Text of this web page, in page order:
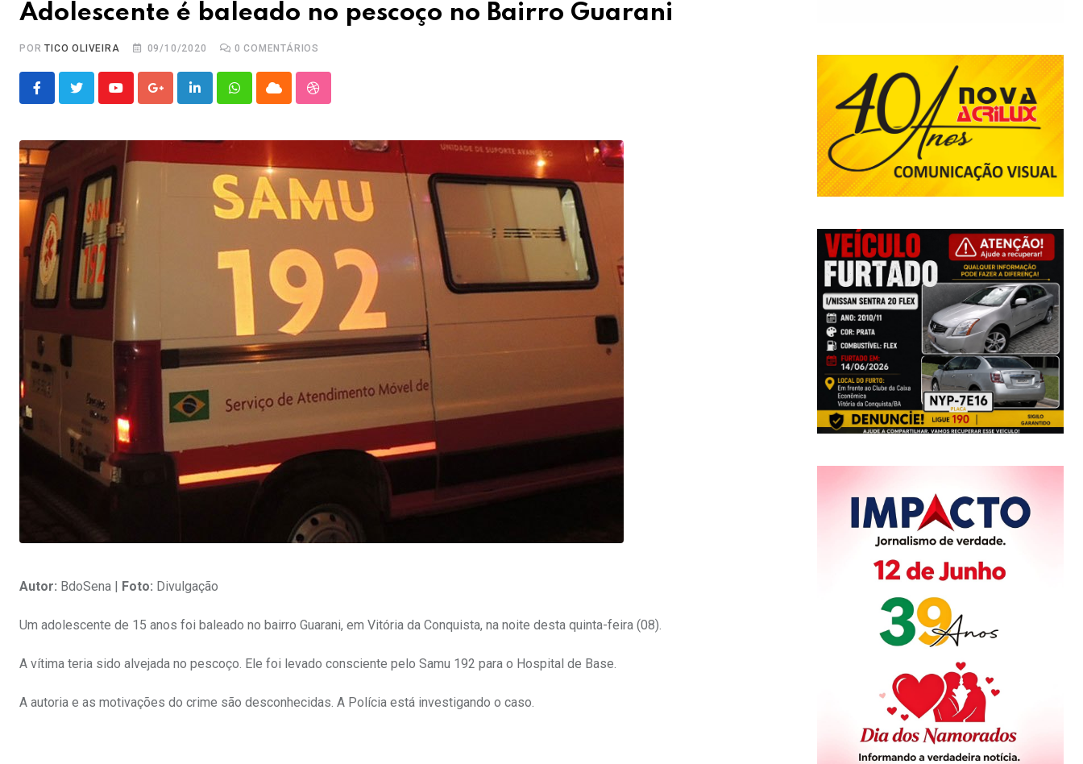
Adolescente é baleado no pescoço no Bairro Guarani
PORTICO OLIVEIRA 09/10/2020 0 COMENTÁRIOS
YoutubeGoogle+LinkedInWhatsappCloud StumbleUpon
Autor: BdoSena | Foto: Divulgação
Um adolescente de 15 anos foi baleado no bairro Guarani, em Vitória da Conquista, na noite desta quinta-feira (08).
A vítima teria sido alvejada no pescoço. Ele foi levado consciente pelo Samu 192 para o Hospital de Base.
A autoria e as motivações do crime são desconhecidas. A Polícia está investigando o caso.